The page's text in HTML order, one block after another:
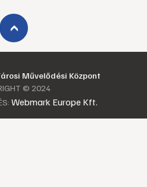
›
Művelődési Központ
© 2024
Webmark Europe Kft.